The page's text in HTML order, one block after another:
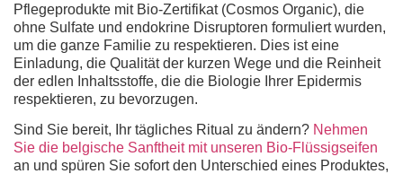
Pflegeprodukte mit Bio-Zertifikat (Cosmos Organic), die
ohne Sulfate und endokrine Disruptoren formuliert wurden,
um die ganze Familie zu respektieren. Dies ist eine
Einladung, die Qualität der kurzen Wege und die Reinheit
der edlen Inhaltsstoffe, die die Biologie Ihrer Epidermis
respektieren, zu bevorzugen.
Sind Sie bereit, Ihr tägliches Ritual zu ändern? Nehmen
Sie die belgische Sanftheit mit unseren Bio-Flüssigseifen
an und spüren Sie sofort den Unterschied eines Produktes,